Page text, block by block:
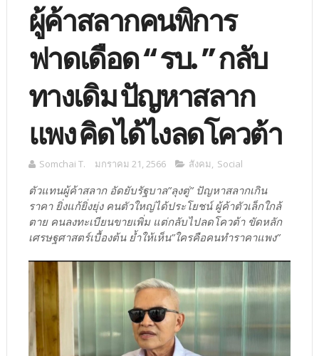
ผู้ค้าสลากคนพิการ
ฟาดเดือด “ รบ. ” กลับ
ทางเดิม ปัญหาสลาก
แพง คิดได้ไงลดโควต้า
Somchai T. มกราคม 21, 2566 สังคม, Social
ตัวแทนผู้ค้าสลาก อัดยับรัฐบาล”ลุงตู่” ปัญหาสลากเกิน
ราคา ยิ่งแก้ยิ่งยุ่ง คนตัวใหญ่ได้ประโยชน์ ผู้ค้าตัวเล็กใกล้
ตาย คนลงทะเบียนขายเพิ่ม แต่กลับไปลดโควต้า ขัดหลัก
เศรษฐศาสตร์เบื้องต้น ย้ำให้เห็น”ใครคือคนทำราคาแพง”